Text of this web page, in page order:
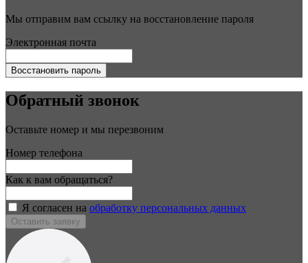
Мы отправим вам ссылку на восстановление пароля
Электронная почта
Восстановить пароль
Обратный звонок
Оставьте номер и мы перезвоним
Номер телефона
Как к вам обращаться?
Я согласен на обработку персональных данных
Оставить заявку